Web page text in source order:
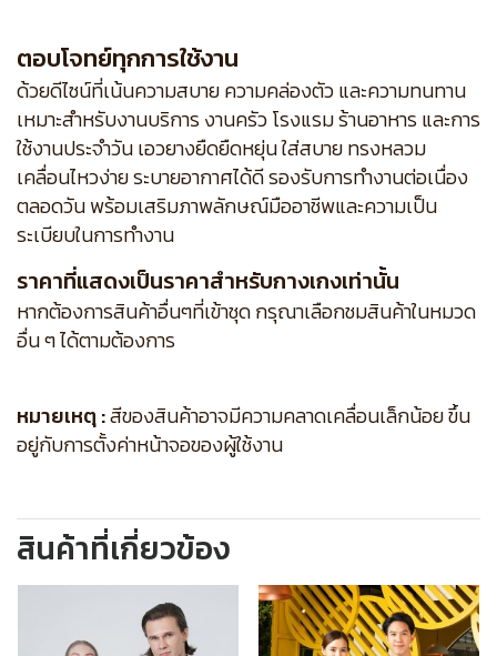
ตอบโจทย์ทุกการใช้งาน
ด้วยดีไซน์ที่เน้นความสบาย ความคล่องตัว และความทนทาน
เหมาะสำหรับงานบริการ งานครัว โรงแรม ร้านอาหาร และการ
ใช้งานประจำวัน เอวยางยืดยืดหยุ่น ใส่สบาย ทรงหลวม
เคลื่อนไหวง่าย ระบายอากาศได้ดี รองรับการทำงานต่อเนื่อง
ตลอดวัน พร้อมเสริมภาพลักษณ์มืออาชีพและความเป็น
ระเบียบในการทำงาน
ราคาที่แสดงเป็นราคาสำหรับกางเกงเท่านั้น
หากต้องการสินค้าอื่นๆที่เข้าชุด กรุณาเลือกชมสินค้าในหมวด
อื่น ๆ ได้ตามต้องการ
หมายเหตุ :สีของสินค้าอาจมีความคลาดเคลื่อนเล็กน้อย ขึ้น
อยู่กับการตั้งค่าหน้าจอของผู้ใช้งาน
สินค้าที่เกี่ยวข้อง